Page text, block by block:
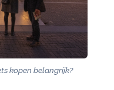
kopen belangrijk?